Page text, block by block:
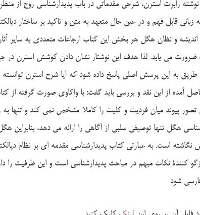
رابرت استرن، شرحی مقدماتی در باب پدیدارشناسی روح از
زبانی قابل فهم و در عین حال متعهد به متن و تاکید بر ساختار
و نظان هگل هر بخش این کتاب ارجاعات متعددی به سایر
ضرورت می یابد. لذا هدف این نوشتار نشان دادن کوشش استرن
طریق به این پرسش اصلی پاسخ داده شود که آیا شرح استرن
آمده از این نقد و بررسی باید گفت: با واکاوی صورت گرفته از
تصور پیوند میان فردیت و کلیت را کاملا مشخص نمی کند و تنها
هگل تنها توصیفی سلبی از آگاهی را ارائه می دهد، بنابراین
نگاشته است. به عبارتی کتاب پدیدارشناسی مقدمه ای بر نظام
کنندۀ نکات مبهم در مباحث پدیدارشناسی است و این ظرفیت را
شود